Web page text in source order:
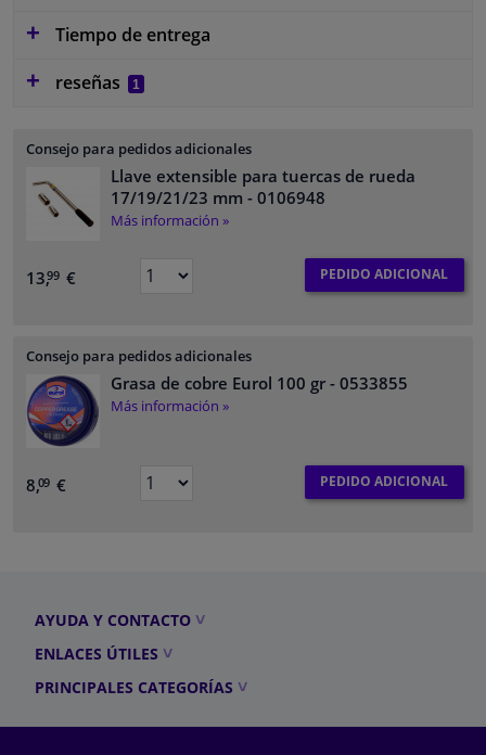
Tiempo de entrega
reseñas
1
Consejo para pedidos adicionales
Llave extensible para tuercas de rueda
17/19/21/23 mm - 0106948
Más información »
13,99 € PEDIDO ADICIONAL
Consejo para pedidos adicionales
Grasa de cobre Eurol 100 gr - 0533855
Más información »
8,09 € PEDIDO ADICIONAL
AYUDA Y CONTACTO
ENLACES ÚTILES
PRINCIPALES CATEGORÍAS